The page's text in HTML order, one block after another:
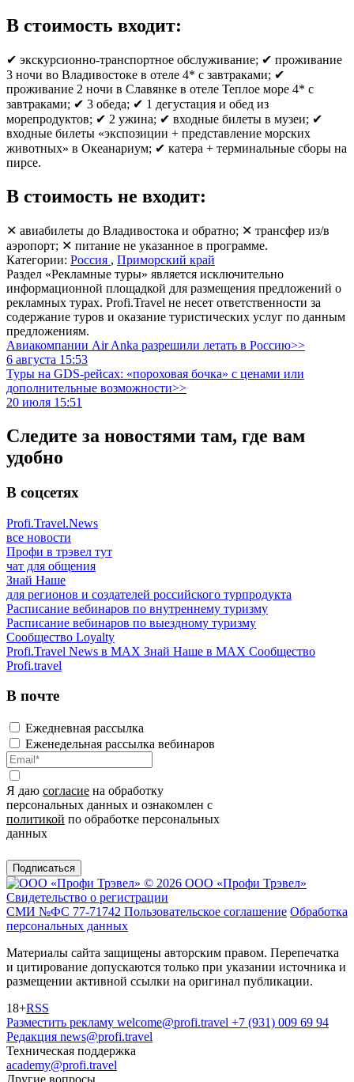
В стоимость входит:
✔ экскурсионно-транспортное обслуживание; ✔ проживание
3 ночи во Владивостоке в отеле 4* с завтраками; ✔
проживание 2 ночи в Славянке в отеле Теплое море 4* с
завтраками; ✔ 3 обеда; ✔ 1 дегустация и обед из
морепродуктов; ✔ 2 ужина; ✔ входные билеты в музеи; ✔
входные билеты «экспозиции + представление морских
животных» в Океанариум; ✔ катера + терминальные сборы на
пирсе.
В стоимость не входит:
✕ авиабилеты до Владивостока и обратно; ✕ трансфер из/в
аэропорт; ✕ питание не указанное в программе.
Категории: Россия , Приморский край
Раздел «Рекламные туры» является исключительно
информационной площадкой для размещения предложений о
рекламных турах. Profi.Travel не несет ответственности за
содержание туров и оказание туристических услуг по данным
предложениям.
Авиакомпании Air Anka разрешили летать в Россию>>
6 августа 15:53
Туры на GDS-рейсах: «пороховая бочка» с ценами или
дополнительные возможности>>
20 июля 15:51
Следите за новостями там, где вам
удобно
В соцсетях
Profi.Travel.News
все новости
Профи в трэвел тут
чат для общения
Знай Наше
для регионов и создателей российского турпродукта
Расписание вебинаров по внутреннему туризму
Расписание вебинаров по выездному туризму
Сообщество Loyalty
Profi.Travel News в MAX Знай Наше в MAX Сообщество
Profi.travel
В почте
Ежедневная рассылка
Еженедельная рассылка вебинаров
Я даю согласие на обработку
персональных данных и ознакомлен с
политикой по обработке персональных
данных
Подписаться
© 2026 ООО «Профи Трэвeл»
Свидетельство о регистрации
СМИ №ФС 77-71742 Пользовательское соглашение Обработка
персональных данных
Материалы сайта защищены авторским правом. Перепечатка
и цитирование допускаются только при указании источника и
размещении активной ссылки на оригинал публикации.
18+RSS
Разместить рекламу welcome@profi.travel +7 (931) 009 69 94
Редакция news@profi.travel
Техническая поддержка
academy@profi.travel
Другие вопросы